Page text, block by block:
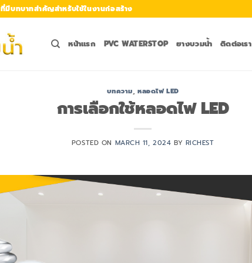
บทบาทสำคัญสำหรับใช้ในงานก่อสร้าง
หน้าแรก PVC WATERSTOP ยางบวมน้ำ ติดต่อเรา
บทความ,หลอดไฟ LED
การเลือกใช้หลอดไฟ LED
POSTED ON MARCH 11, 2024 BY RICHEST